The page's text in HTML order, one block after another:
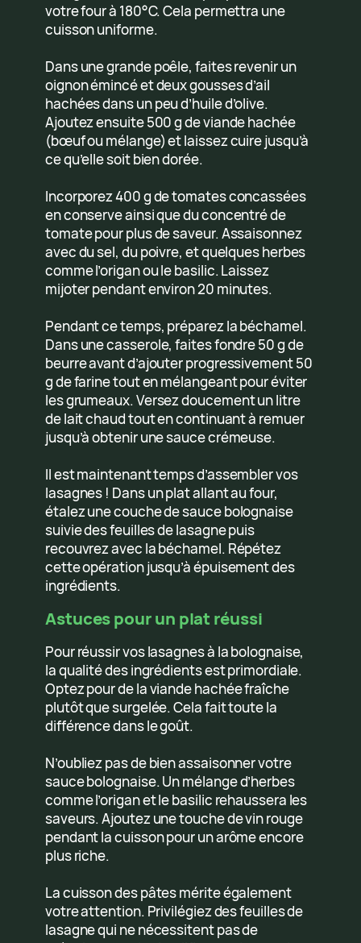
votre four à 180°C. Cela permettra une
cuisson uniforme.
Dans une grande poêle, faites revenir un
oignon émincé et deux gousses d’ail
hachées dans un peu d’huile d’olive.
Ajoutez ensuite 500 g de viande hachée
(bœuf ou mélange) et laissez cuire jusqu’à
ce qu’elle soit bien dorée.
Incorporez 400 g de tomates concassées
en conserve ainsi que du concentré de
tomate pour plus de saveur. Assaisonnez
avec du sel, du poivre, et quelques herbes
comme l’origan ou le basilic. Laissez
mijoter pendant environ 20 minutes.
Pendant ce temps, préparez la béchamel.
Dans une casserole, faites fondre 50 g de
beurre avant d’ajouter progressivement 50
g de farine tout en mélangeant pour éviter
les grumeaux. Versez doucement un litre
de lait chaud tout en continuant à remuer
jusqu’à obtenir une sauce crémeuse.
Il est maintenant temps d’assembler vos
lasagnes ! Dans un plat allant au four,
étalez une couche de sauce bolognaise
suivie des feuilles de lasagne puis
recouvrez avec la béchamel. Répétez
cette opération jusqu’à épuisement des
ingrédients.
Astuces pour un plat réussi
Pour réussir vos lasagnes à la bolognaise,
la qualité des ingrédients est primordiale.
Optez pour de la viande hachée fraîche
plutôt que surgelée. Cela fait toute la
différence dans le goût.
N’oubliez pas de bien assaisonner votre
sauce bolognaise. Un mélange d’herbes
comme l’origan et le basilic rehaussera les
saveurs. Ajoutez une touche de vin rouge
pendant la cuisson pour un arôme encore
plus riche.
La cuisson des pâtes mérite également
votre attention. Privilégiez des feuilles de
lasagne qui ne nécessitent pas de